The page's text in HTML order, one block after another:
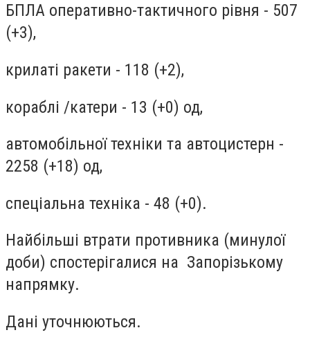
БПЛА оперативно-тактичного рівня - 507
(+3),
крилаті ракети - 118 (+2),
кораблі /катери - 13 (+0) од,
автомобільної техніки та автоцистерн -
2258 (+18) од,
спеціальна техніка - 48 (+0).
Найбільші втрати противника (минулої
доби) спостерігалися на Запорізькому
напрямку.
Дані уточнюються.